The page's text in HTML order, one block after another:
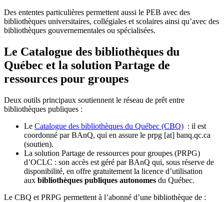
Des ententes particulières permettent aussi le PEB avec des
bibliothèques universitaires, collégiales et scolaires ainsi qu’avec des
bibliothèques gouvernementales ou spécialisées.
Le Catalogue des bibliothèques du
Québec et la solution Partage de
ressources pour groupes
Deux outils principaux soutiennent le réseau de prêt entre
bibliothèques publiques :
Le Catalogue des bibliothèques du Québec (CBQ) : il est
coordonné par BAnQ, qui en assure le prpg [at] banq.qc.ca
(soutien).
La solution Partage de ressources pour groupes (PRPG)
d’OCLC : son accès est géré par BAnQ qui, sous réserve de
disponibilité, en offre gratuitement la licence d’utilisation
aux bibliothèques publiques autonomes du Québec.
Le CBQ et PRPG permettent à l’abonné d’une bibliothèque de :